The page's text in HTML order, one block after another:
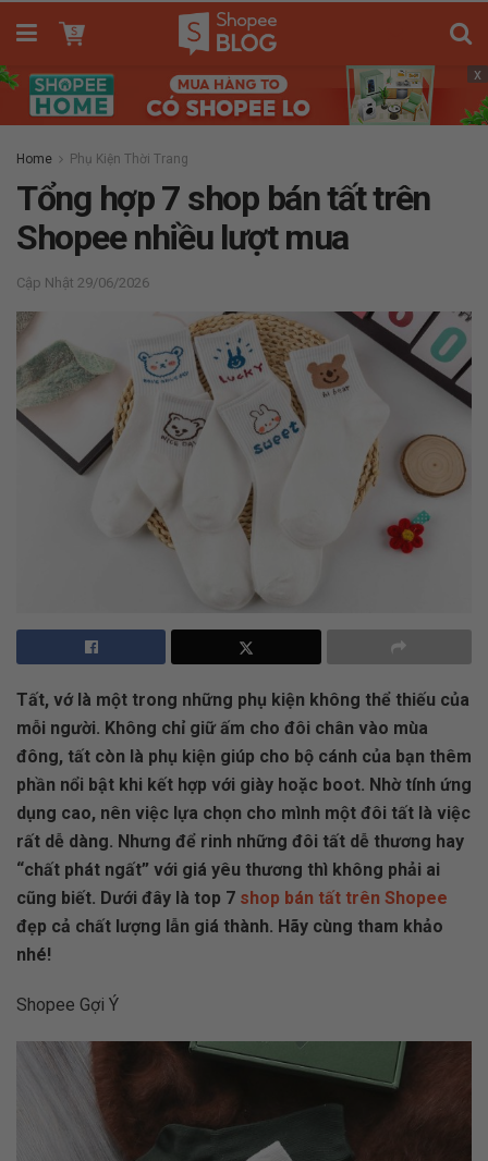
x
Home Phụ Kiện Thời Trang
Tổng hợp 7 shop bán tất trên
Shopee nhiều lượt mua
29/06/2026
Tất, vớ là một trong những phụ kiện không thể thiếu của
mỗi người. Không chỉ giữ ấm cho đôi chân vào mùa
đông, tất còn là phụ kiện giúp cho bộ cánh của bạn thêm
phần nổi bật khi kết hợp với giày hoặc boot. Nhờ tính ứng
dụng cao, nên việc lựa chọn cho mình một đôi tất là việc
rất dễ dàng. Nhưng để rinh những đôi tất dễ thương hay
“chất phát ngất” với giá yêu thương thì không phải ai
cũng biết. Dưới đây là top 7 shop bán tất trên Shopee
đẹp cả chất lượng lẫn giá thành. Hãy cùng tham khảo
nhé!
Shopee Gợi Ý